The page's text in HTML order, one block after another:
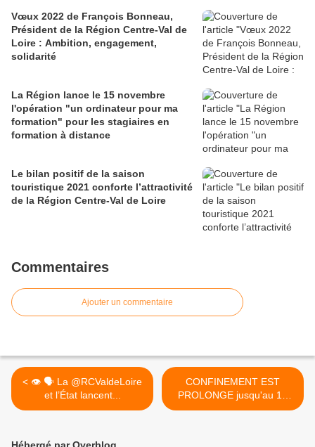
Vœux 2022 de François Bonneau,
Président de la Région Centre-Val de
Loire : Ambition, engagement,
solidarité
La Région lance le 15 novembre
l'opération "un ordinateur pour ma
formation" pour les stagiaires en
formation à distance
Le bilan positif de la saison
touristique 2021 conforte l’attractivité
de la Région Centre-Val de Loire
Commentaires
Ajouter un commentaire
< 👁 🗣 La @RCValdeLoire
et l’État lancent...
CONFINEMENT EST
PROLONGE jusqu'au 11
mai puis... >